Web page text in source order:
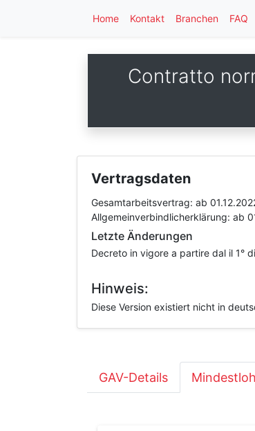
Home Kontakt Branchen FAQ
Contratto
Vertragsdaten
Gesamtarbeitsvertrag: ab
Allgemeinverbindlicherklärung: ab
Letzte Änderungen
Decreto in vigore a partire dal il 1°
Hinweis:
Diese Version existiert nicht in
GAV-Details